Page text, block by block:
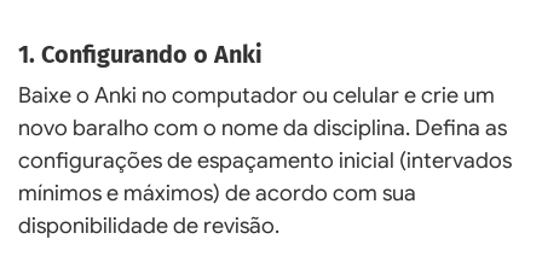
1. Configurando o Anki
Baixe o Anki no computador ou celular e crie um
novo baralho com o nome da disciplina. Defina as
configurações de espaçamento inicial (intervados
mínimos e máximos) de acordo com sua
disponibilidade de revisão.